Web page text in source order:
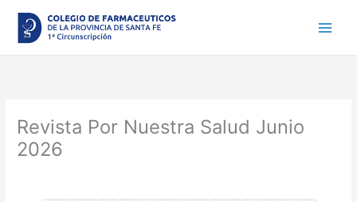
contenido
Revista Por Nuestra Salud Junio
2026